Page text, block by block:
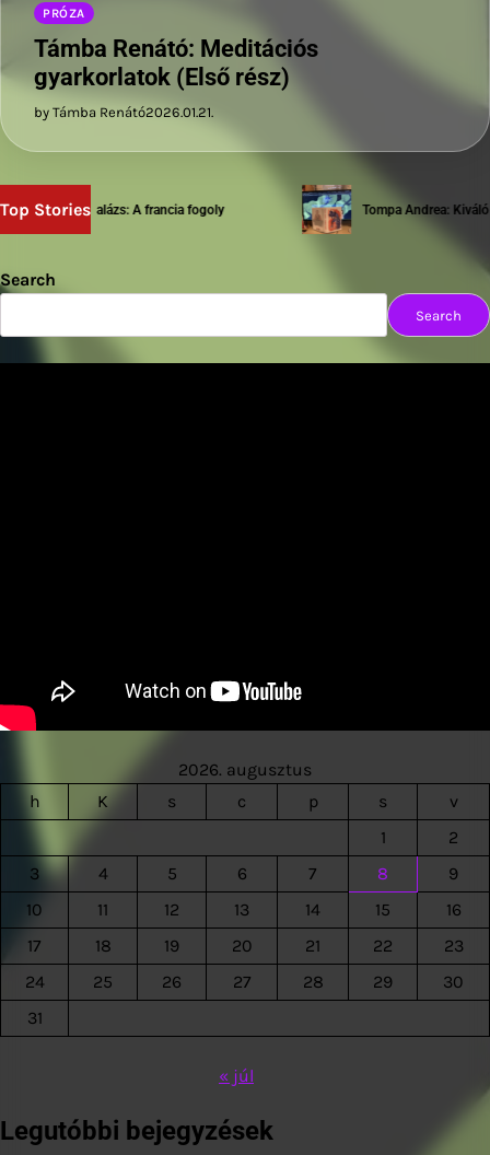
PRÓZA
Támba Renátó: Meditációs
gyarkorlatok (Első rész)
by Támba Renátó2026.01.21.
Top Stories
Sziwery Balázs: A francia fogoly Tompa Andrea: Kiváló
Search
Search
2026. augusztus
h
K s c p s
v
1
2
3
4 5 6 7 8
9
10
11 12 13 14 15
16
17
18 19 20 21 22
23
24
25 26 27 28 29
30
31
« júl
Legutóbbi bejegyzések